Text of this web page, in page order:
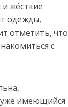
жёсткие
одежды,
отметить,
с
уже имеющийся